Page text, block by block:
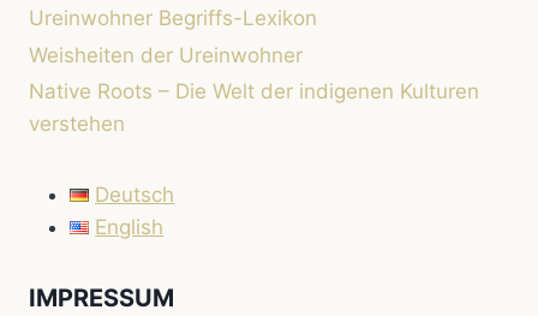
Ureinwohner Begriffs-Lexikon
Weisheiten der Ureinwohner
Native Roots – Die Welt der indigenen Kulturen
verstehen
Deutsch
English
IMPRESSUM